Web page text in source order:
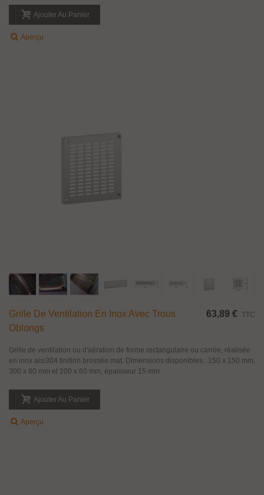
Ajouter Au Panier
Aperçu
Grille De Ventilation En Inox Avec Trous
Oblongs
63,89 € TTC
Grille de ventilation ou d'aération de forme rectangulaire ou carrée, réalisée
en inox aisi304 finition brossée mat. Dimensions disponibles : 150 x 150 mm,
300 x 80 mm et 200 x 60 mm, épaisseur 15 mm.
Ajouter Au Panier
Aperçu